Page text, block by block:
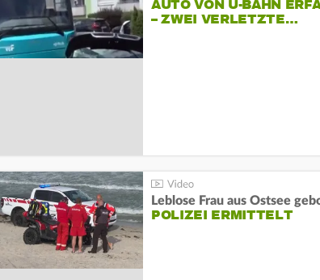
AUTO VON U-BAHN
– ZWEI VERLETZTE…
Leblose Frau aus Ostsee
POLIZEI ERMITTELT